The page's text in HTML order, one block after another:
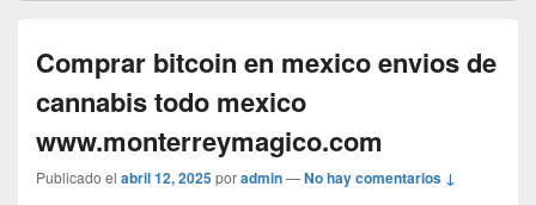
Comprar bitcoin en mexico envios de
cannabis todo mexico
www.monterreymagico.com
Publicado el abril 12, 2025poradmin—No hay comentarios ↓